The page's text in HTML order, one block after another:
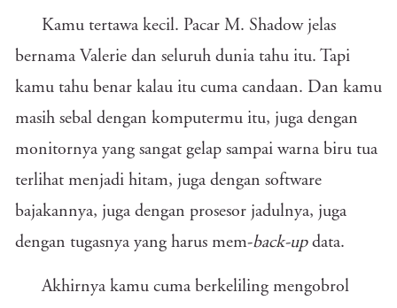
Kamu tertawa kecil. Pacar M. Shadow jelas
bernama Valerie dan seluruh dunia tahu itu. Tapi
kamu tahu benar kalau itu cuma candaan. Dan kamu
masih sebal dengan komputermu itu, juga dengan
monitornya yang sangat gelap sampai warna biru tua
terlihat menjadi hitam, juga dengan software
bajakannya, juga dengan prosesor jadulnya, juga
dengan tugasnya yang harus mem-back-updata.
Akhirnya kamu cuma berkeliling mengobrol